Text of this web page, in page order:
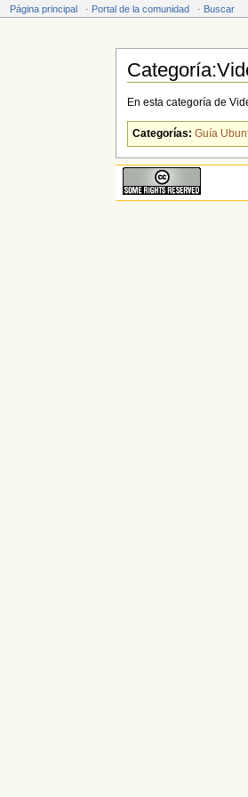
Página principal · Portal de la comunidad · Buscar
En esta categoría de
Categorías: Guía